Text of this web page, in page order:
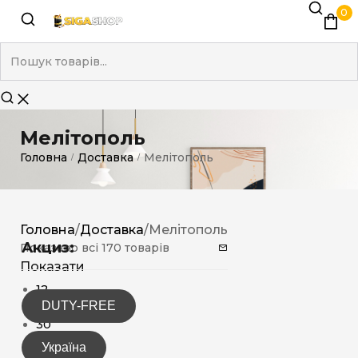
0
Мелітополь
Головна / Доставка / Мелітополь
Акциз:
DUTY-FREE
Україна
Головна/Доставка/Мелітополь
Показано всі 170 товарів
Показати
12
15
30